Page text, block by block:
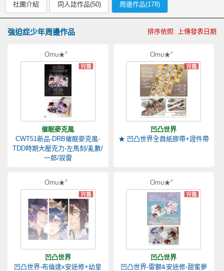
社團介紹 同人誌作品(50) 周邊作品(178)
強迫症少年周邊作品 排序依照: 上傳發表日期
Omu★〞
催眠麥克風
CWT51新品-DRB催眠麥克風-
TDD時期大壓克力-左馬刻/亂數/
一郎/寂雷
Omu★〞
凹凸世界
★ 凹凸世界全員紙膠帶+證件帶
Omu★〞
凹凸世界
凹凸世界-布倫達x安迷修+幼皇
Omu★〞
凹凸世界
凹凸世界-雷獅&安迷修-甜蜜夢